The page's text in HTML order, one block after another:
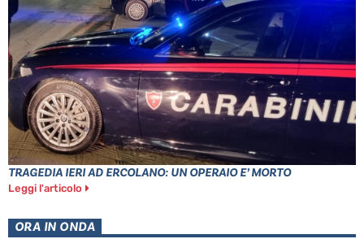
TRAGEDIA IERI AD ERCOLANO: UN OPERAIO E’ MORTO
Leggi l'articolo
ORA IN ONDA